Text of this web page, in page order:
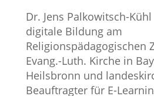
Dr. Jens Palkowitsch-
digitale Bildung am
Religionspädagogischen
Evang.-Luth. Kirche in
Heilsbronn und
Beauftragter für E-